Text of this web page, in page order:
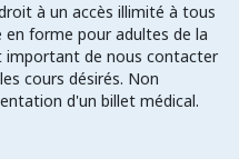
à un accès illimité à tous
forme pour adultes de la
important de nous contacter
cours désirés. Non
d'un billet médical.